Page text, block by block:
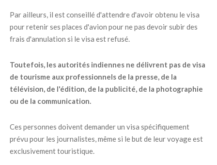
Par ailleurs, il est conseillé d'attendre d'avoir obtenu le visa
pour retenir ses places d'avion pour ne pas devoir subir des
frais d'annulation si le visa est refusé.
Toutefois, les autorités indiennes ne délivrent pas de visa
de tourisme aux professionnels de la presse, de la
télévision, de l'édition, de la publicité, de la photographie
ou de la communication.
Ces personnes doivent demander un visa spécifiquement
prévu pour les journalistes, même si le but de leur voyage est
exclusivement touristique.